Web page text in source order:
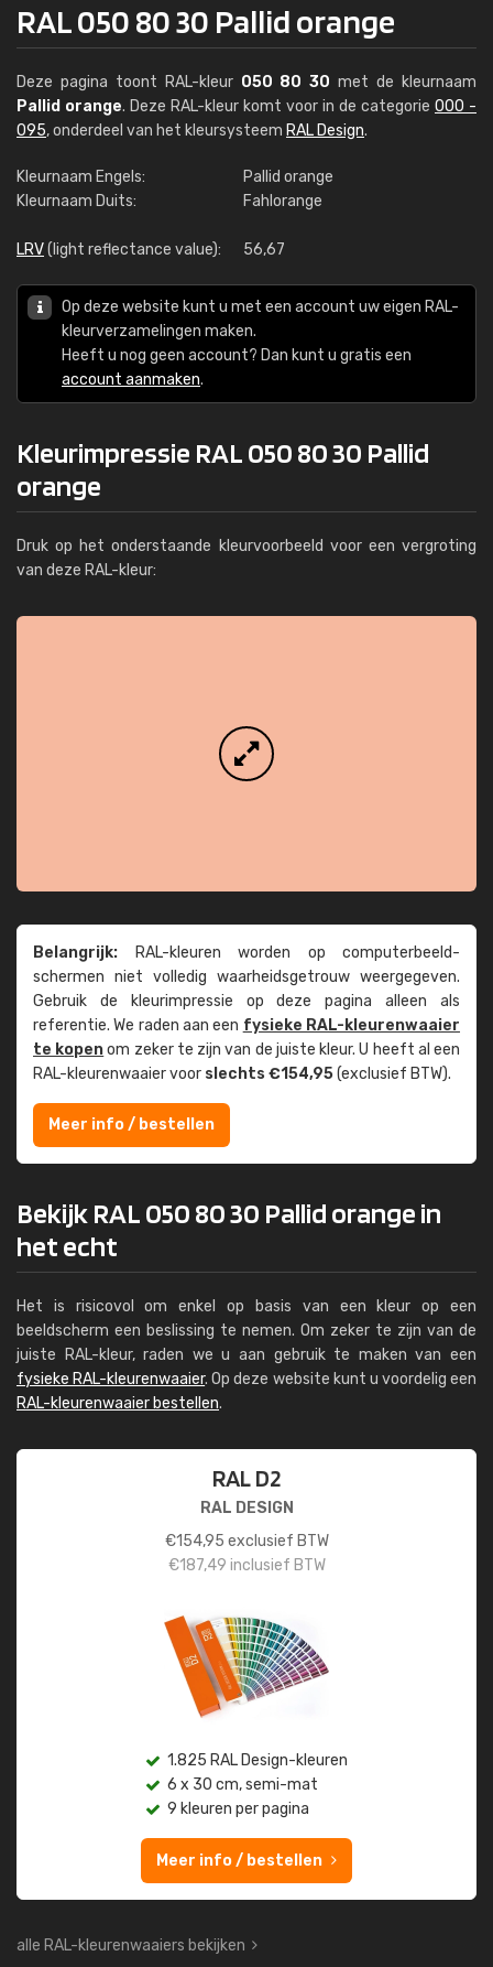
RAL 050 80 30 Pallid orange
Deze pagina toont RAL-kleur 050 80 30 met de kleurnaam
Pallid orange. Deze RAL-kleur komt voor in de categorie 000 -
095, onderdeel van het kleursysteem RAL Design.
Kleurnaam Engels:
Pallid orange
Kleurnaam Duits:
Fahlorange
LRV(light reflectance value): 56,67
Op deze website kunt u met een account uw eigen RAL-
kleurverzamelingen maken.
Heeft u nog geen account? Dan kunt u gratis een
account aanmaken.
Kleurimpressie RAL 050 80 30 Pallid
orange
Druk op het onderstaande kleurvoorbeeld voor een vergroting
van deze RAL-kleur:
Belangrijk: RAL-kleuren worden op computer­beeld­
schermen niet volledig waarheids­­getrouw weer­gegeven.
Gebruik de kleur­impressie op deze pagina alleen als
referentie. We raden aan een fysieke RAL-kleuren­waaier
te kopenom zeker te zijn van de juiste kleur. U heeft al een
RAL-kleuren­waaier voor slechts €154,95(exclusief BTW).
Meer info / bestellen
Bekijk RAL 050 80 30 Pallid orange in
het echt
Het is risicovol om enkel op basis van een kleur op een
beeldscherm een beslissing te nemen. Om zeker te zijn van de
juiste RAL-kleur, raden we u aan gebruik te maken van een
fysieke RAL-kleurenwaaier. Op deze website kunt u voordelig een
RAL-kleurenwaaier bestellen.
RAL D2
RAL DESIGN
€154,95 exclusief BTW
€187,49 inclusief BTW
1.825 RAL Design-kleuren
6 x 30 cm, semi-mat
9 kleuren per pagina
Meer info / bestellen
alle RAL-kleurenwaaiers bekijken